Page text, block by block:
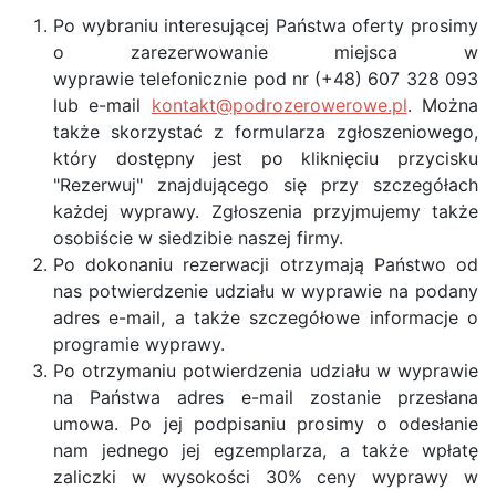
Po wybraniu interesującej Państwa oferty prosimy
o zarezerwowanie miejsca w
wyprawie telefonicznie pod nr (+48) 607 328 093
lub e-mail kontakt@podrozerowerowe.pl. Można
także skorzystać z formularza zgłoszeniowego,
który dostępny jest po kliknięciu przycisku
"Rezerwuj" znajdującego się przy szczegółach
każdej wyprawy. Zgłoszenia przyjmujemy także
osobiście w siedzibie naszej firmy.
Po dokonaniu rezerwacji otrzymają Państwo od
nas potwierdzenie udziału w wyprawie na podany
adres e-mail, a także szczegółowe informacje o
programie wyprawy.
Po otrzymaniu potwierdzenia udziału w wyprawie
na Państwa adres e-mail zostanie przesłana
umowa. Po jej podpisaniu prosimy o odesłanie
nam jednego jej egzemplarza, a także wpłatę
zaliczki w wysokości 30% ceny wyprawy w